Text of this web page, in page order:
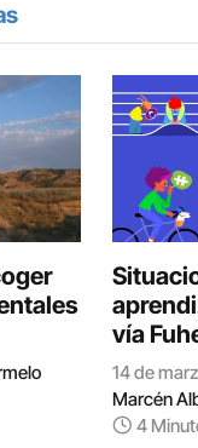
vía
14 de
Marcén
4